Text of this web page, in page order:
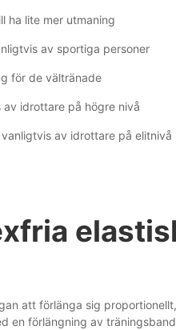
ha lite mer utmaning
av sportiga personer
för de vältränade
av idrottare på högre nivå
av idrottare på elitnivå
att förlänga sig
en förlängning av